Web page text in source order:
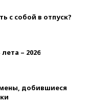
с собой в отпуск?
– 2026
добившиеся